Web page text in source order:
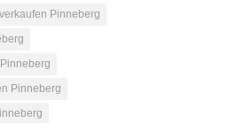
Pinneberg
Pinneberg